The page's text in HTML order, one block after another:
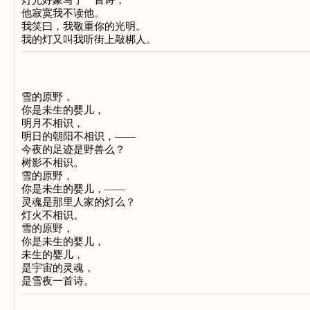
他寂寞我不读他。
我笑曰，我敬重你的光明。
我的灯又叫我听街上敲梆人。
雪的原野，
你是未生的婴儿，
明月不相识，
明日的朝阳不相识，——
今夜的足迹是野兽么？
树影不相识。
雪的原野，
你是未生的婴儿，——
灵魂是那里人家的灯么？
灯火不相识。
雪的原野，
你是未生的婴儿，
未生的婴儿，
是宇宙的灵魂，
是雪夜一首诗。